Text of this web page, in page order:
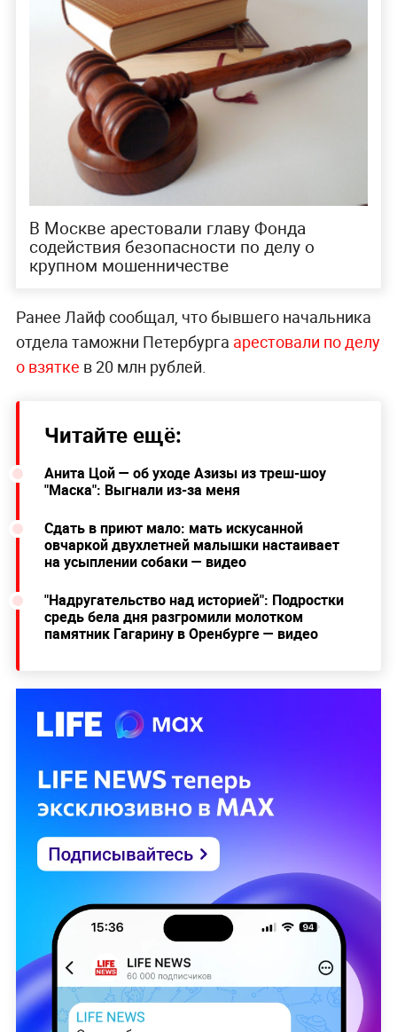
В Москве арестовали главу Фонда
содействия безопасности по делу о
крупном мошенничестве
Ранее Лайф сообщал, что бывшего начальника
отдела таможни Петербурга арестовали по делу
о взятке в 20 млн рублей.
Читайте ещё:
Анита Цой — об уходе Азизы из треш-шоу
"Маска": Выгнали из-за меня
Сдать в приют мало: мать искусанной
овчаркой двухлетней малышки настаивает
на усыплении собаки — видео
"Надругательство над историей": Подростки
средь бела дня разгромили молотком
памятник Гагарину в Оренбурге — видео